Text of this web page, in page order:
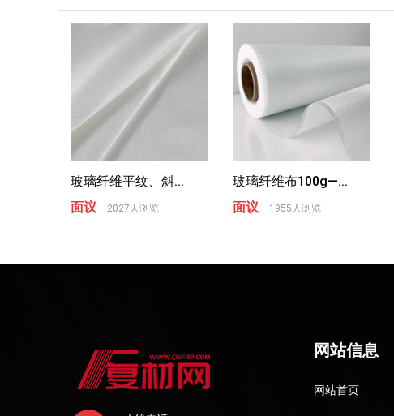
玻璃纤维平纹、斜...
面议
2027人浏览
玻璃纤维布100g—...
面议
1955人浏览
网站信息
网站首页